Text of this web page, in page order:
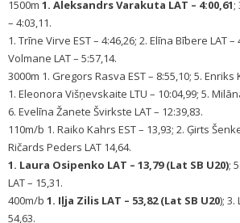
1500m 1. Aleksandrs Varakuta LAT – 4:00,61;
– 4:03,11.
1. Trīne Virve EST – 4:46,26; 2. Elīna Bībere LAT –
Volmane LAT – 5:57,14.
3000m 1. Gregors Rasva EST – 8:55,10; 5. Enriks
1. Eleonora Višņevskaite LTU – 10:04,99; 5.
6. Evelīna Žanete Švirkste LAT – 12:39,83.
110m/b 1. Raiko Kahrs EST – 13,93; 2. Ģirts
Ričards Peders LAT 14,64.
1. Laura Osipenko LAT – 13,79 (Lat SB U20);
LAT – 15,31.
400m/b 1. Iļja Zilis LAT – 53,82 (Lat SB U20); 3.
54,63.